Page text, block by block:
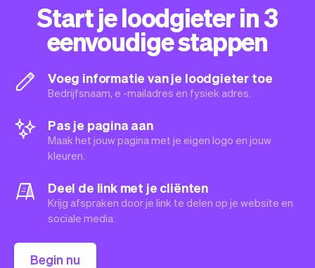
Start je loodgieter in 3
eenvoudige stappen
Voeg informatie van je loodgieter toe
Bedrijfsnaam, e -mailadres en fysiek adres.
Pas je pagina aan
Maak het jouw pagina met je eigen logo en jouw
kleuren.
Deel de link met je cliënten
Krijg afspraken door je link te delen op je website en
sociale media.
Begin nu